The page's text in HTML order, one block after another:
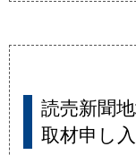
読売新聞
取材申し入